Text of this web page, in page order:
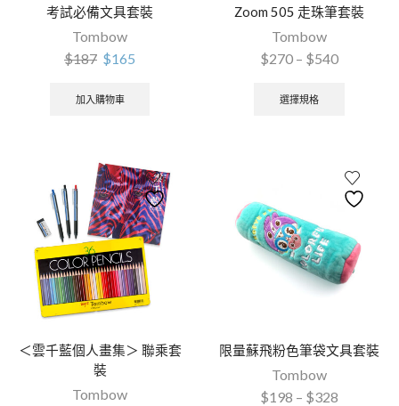
考試必備文具套裝
Tombow
$187 $165
加入購物車
Zoom 505 走珠筆套裝
Tombow
$270 – $540
選擇規格
＜雲千藍個人畫集＞ 聯乘套
裝
Tombow
限量蘇飛粉色筆袋文具套裝
Tombow
$198 – $328